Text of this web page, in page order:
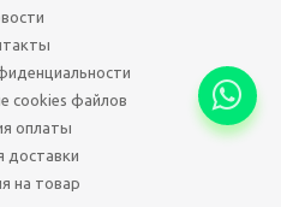
cookies файлов
оплаты
доставки
на товар